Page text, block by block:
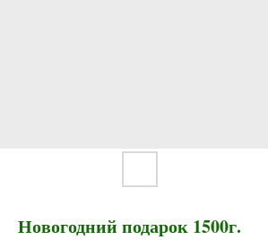
Новогодний подарок 1500г.